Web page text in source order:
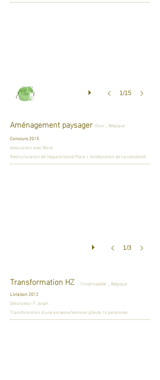
1/15
Aménagement paysager Dour _ Belgique
Concours 2015
Association avec Wonk
Restructuration de l'espace Grand'Place | Amélioration de l'accessibilité
1/3
Froidchapelle _ Belgique
Transformation HZ
Livraison 2012
Décorateur: F. Josph
Transformation d'une ancienne ferme en gîte de 14 personnes